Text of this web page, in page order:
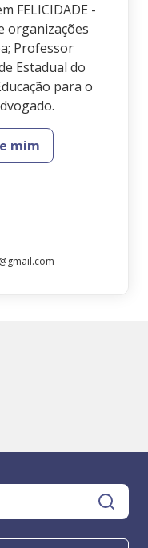
FELICIDADE -
organizações
Professor
Estadual do
para o
mim